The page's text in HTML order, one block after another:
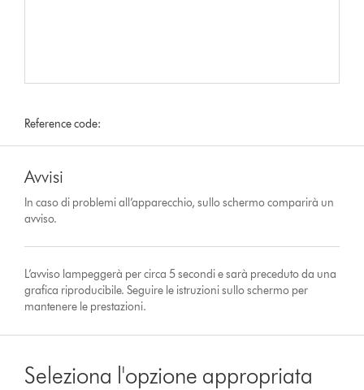
Reference code:
Avvisi
In caso di problemi all’apparecchio, sullo schermo comparirà un
avviso.
L’avviso lampeggerà per circa 5 secondi e sarà preceduto da una
grafica riproducibile. Seguire le istruzioni sullo schermo per
mantenere le prestazioni.
Seleziona l'opzione appropriata